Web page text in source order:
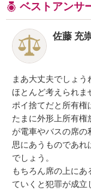
ベストアンサ
佐藤 充
まあ大丈夫でしょ
ほとんど考えられま
ポイ捨てだと所有権
たまに外形上所有
が電車やバスの席の
思にあうものであれ
でしょう。
もちろん席の上に
ていくと犯罪が成立